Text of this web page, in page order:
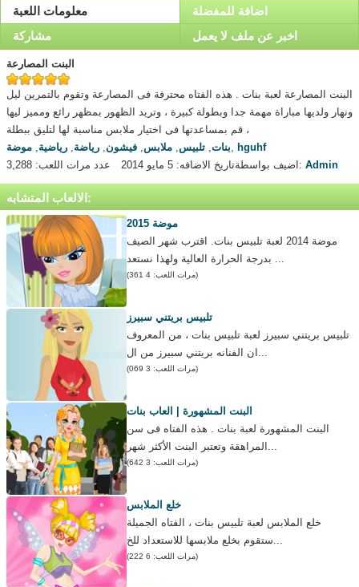
معلومات اللعبة
اضافة للمفضلة
مشاركة
اخبر عن ملف لا يعمل
البنت المصارعة
البنت المصارعة لعبة بنات . هذه الفتاه محترفة فى المصارعة وتقوم بالتمرين ليل
ونهار ولديها مباراة مهمة جدا وبطولة كبيرة ، وتريد الظهور بمظهر رائع ومميز ليها
، قم بمساعدتها فى اختيار ملابس مناسبة لها لتليق ببطلة
بنات, تلبيس, ملابس, فيشون, رياضة, رياضية, موضة , hguhf
عدد مرات اللعب: 3,288
تاريخ الاضافه: 5 مايو 2014 اضيف بواسطة:Admin
الالعاب المتشابه:
موضة 2015
موضة 2014 لعبة تلبيس بنات. اقترب شهر الصيف
بدرجة الحرارة العالية ولهذا نستعد ...
(مرات اللعب: 4 361)
تلبيس بريتني سبيرز
تلبيس بريتني سبيرز لعبة تلبيس بنات ، من المعروف
ان الفنانه بريتني سبيرز من ال...
(مرات اللعب: 3 069)
البنت المشهورة | العاب بنات
البنت المشهورة لعبة بنات . هذه الفتاه فى سن
المراهقة وتعتبر البنت الأكثر شهر...
(مرات اللعب: 3 642)
خلع الملابس
خلع الملابس لعبة تلبيس بنات ، الفتاه الجميلة
ستقوم بخلع ملابسها للاستعداد للخ...
(مرات اللعب: 6 222)